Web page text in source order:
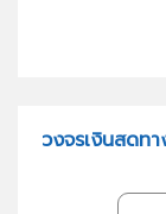
วงจรเงินสดท